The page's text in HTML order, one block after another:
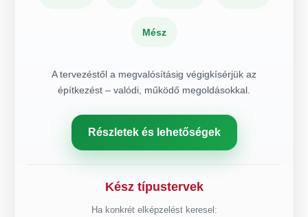
Mész
A tervezéstől a megvalósításig végigkísérjük az
építkezést – valódi, működő megoldásokkal.
Részletek és lehetőségek
Kész típustervek
Ha konkrét elképzelést keresel: